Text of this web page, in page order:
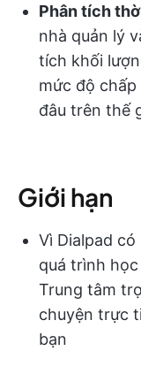
Phân tích
nhà quản lý
tích khối
mức độ
đâu trên thế
Giới hạn
Vì Dialpad
quá trình
Trung tâm
chuyện trực
bạn